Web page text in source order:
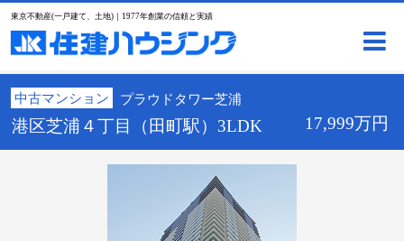
東京不動産(一戸建て、土地)｜1977年創業の信頼と実績
中古マンション プラウドタワー芝浦
港区芝浦４丁目（田町駅）3LDK 17,999万円